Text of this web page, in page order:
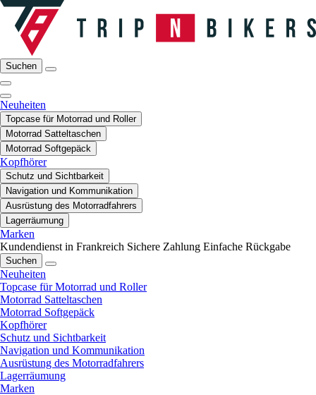
Suchen
Neuheiten
Topcase für Motorrad und Roller
Motorrad Satteltaschen
Motorrad Softgepäck
Kopfhörer
Schutz und Sichtbarkeit
Navigation und Kommunikation
Ausrüstung des Motorradfahrers
Lagerräumung
Marken
Kundendienst in Frankreich Sichere Zahlung Einfache Rückgabe
Suchen
Neuheiten
Topcase für Motorrad und Roller
Motorrad Satteltaschen
Motorrad Softgepäck
Kopfhörer
Schutz und Sichtbarkeit
Navigation und Kommunikation
Ausrüstung des Motorradfahrers
Lagerräumung
Marken